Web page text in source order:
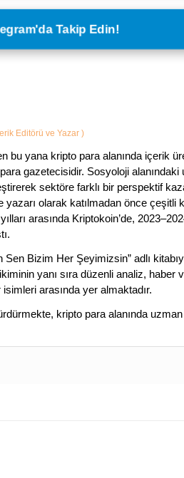
Takip Edin!
Editörü ve Yazar )
bu yana kripto para alanında içerik
gazetecisidir. Sosyoloji alanındaki
sektöre farklı bir perspektif
olarak katılmadan önce çeşitli
arasında Kriptokoin’de,
Sen Bizim Her Şeyimizsin” adlı
yanı sıra düzenli analiz, haber
arasında yer almaktadır.
kripto para alanında